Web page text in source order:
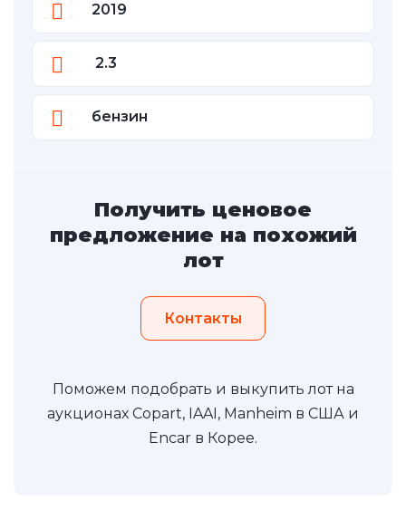
2019
2.3
бензин
Получить ценовое
предложение на похожий
лот
Контакты
Поможем подобрать и выкупить лот на
аукционах Copart, IAAI, Manheim в США и
Encar в Корее.